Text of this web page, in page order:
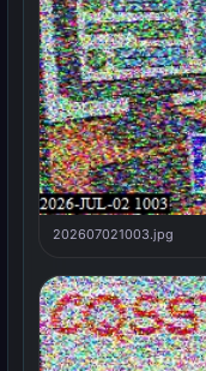
202607021003.jpg